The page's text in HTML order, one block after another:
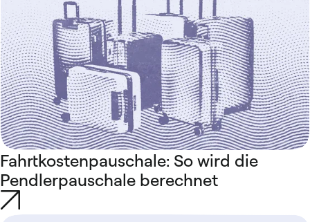
Fahrtkostenpauschale: So wird die
Pendlerpauschale berechnet